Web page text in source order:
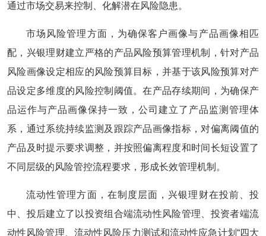
通过市场交易来控制、化解潜在风险隐患。
市场风险管理方面，为确保客户画像与产品画像相匹
配，兴银理财建立严格的产品风险预算管理机制，针对产品
风险画像设定相应的风险预算目标，并基于该风险预算对产
品设定多维度的风险控制阈值。在产品存续期间，为确保产
品运作与产品画像保持一致，公司建立了产品监测管理体
系，通过系统持续监测及跟踪产品画像指标，对偏离阈值的
产品及时提示要求调整，并按照偏离程度和时间长短设置了
不同层级的风险管控流程要求，形成长效管理机制。
流动性管理方面，在制度层面，兴银理财在投前、投
中、投后建立了以投资组合端流动性风险管理、投资者端流
动性风险管理、流动性风险压力测试和流动性应急计划“四大